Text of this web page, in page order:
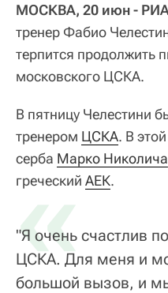
МОСКВА, 20 июн -
тренер Фабио
терпится продолжить
московского ЦСКА.
В пятницу Челестини
тренером ЦСКА. В
серба Марко Николича
греческий АЕК.
«
"Я очень счастлив
ЦСКА. Для меня и
большой вызов, и